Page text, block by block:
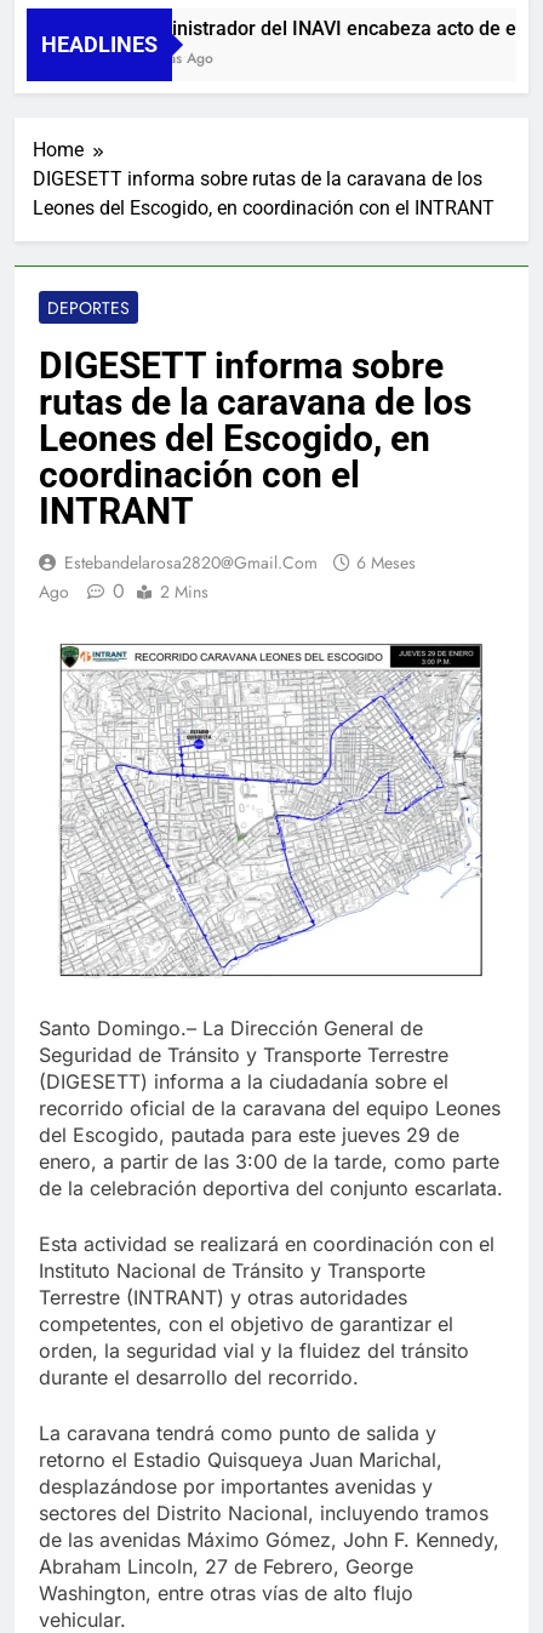
HEADLINES
Administrador del INAVI encabeza acto de
9 Horas Ago
Home
DIGESETT informa sobre rutas de la caravana de los
Leones del Escogido, en coordinación con el INTRANT
DEPORTES
DIGESETT informa sobre
rutas de la caravana de los
Leones del Escogido, en
coordinación con el
INTRANT
Estebandelarosa2820@gmail.com
6 Meses
Ago
0 2 Mins
Santo Domingo.– La Dirección General de
Seguridad de Tránsito y Transporte Terrestre
(DIGESETT) informa a la ciudadanía sobre el
recorrido oficial de la caravana del equipo Leones
del Escogido, pautada para este jueves 29 de
enero, a partir de las 3:00 de la tarde, como parte
de la celebración deportiva del conjunto escarlata.
Esta actividad se realizará en coordinación con el
Instituto Nacional de Tránsito y Transporte
Terrestre (INTRANT) y otras autoridades
competentes, con el objetivo de garantizar el
orden, la seguridad vial y la fluidez del tránsito
durante el desarrollo del recorrido.
La caravana tendrá como punto de salida y
retorno el Estadio Quisqueya Juan Marichal,
desplazándose por importantes avenidas y
sectores del Distrito Nacional, incluyendo tramos
de las avenidas Máximo Gómez, John F. Kennedy,
Abraham Lincoln, 27 de Febrero, George
Washington, entre otras vías de alto flujo
vehicular.